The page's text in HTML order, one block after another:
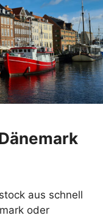
aus schnell
oder